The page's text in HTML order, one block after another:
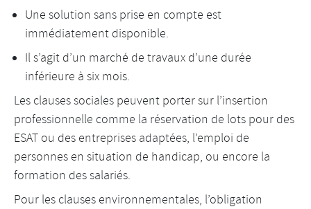
Une solution sans prise en compte est
immédiatement disponible.
Il s’agit d’un marché de travaux d’une durée
inférieure à six mois.
Les clauses sociales peuvent porter sur l’insertion
professionnelle comme la réservation de lots pour des
ESAT ou des entreprises adaptées, l’emploi de
personnes en situation de handicap, ou encore la
formation des salariés.
Pour les clauses environnementales, l’obligation